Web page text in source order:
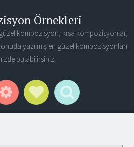
Örnekleri
kompozisyon, kısa kompozisyonlar,
yazılmış en güzel kompozisyonları
bulabilirsiniz.
WidgetsSocial Links
Search